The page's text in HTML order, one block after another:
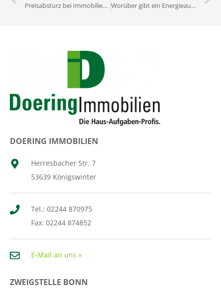
Preisabsturz bei Immobilien – so gelingt der Verkauf trotzdem Worüber gibt ein Energieausweis Auskunft?
DOERING IMMOBILIEN
Herresbacher Str. 7
53639 Königswinter
Tel.: 02244 870975
Fax: 02244 874852
E-Mail an uns »
ZWEIGSTELLE BONN